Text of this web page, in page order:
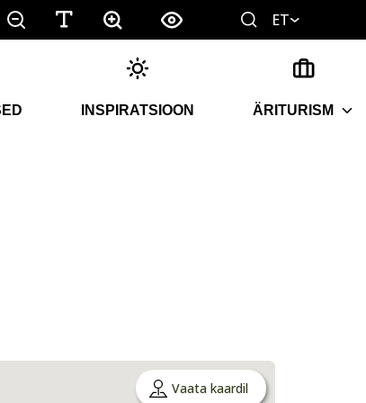
ET
INSPIRATSIOON ÄRITURISM
Vaata kaardil